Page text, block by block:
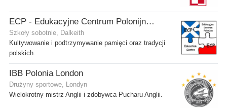
ECP - Edukacyjne Centrum Polonijne SCIO - Dalkeith
Szkoły sobotnie, Dalkeith
Kultywowanie i podtrzymywanie pamięci oraz tradycji
polskich.
IBB Polonia London
Drużyny sportowe, Londyn
Wielokrotny mistrz Anglii i zdobywca Pucharu Anglii.